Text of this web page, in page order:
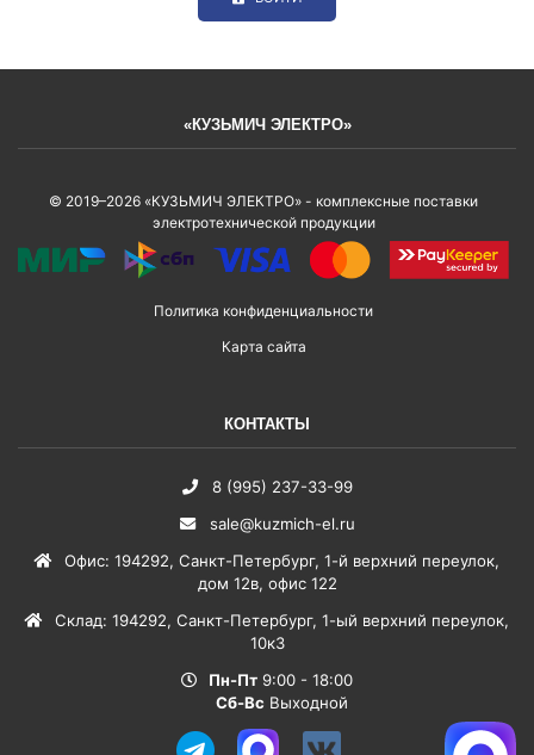
«КУЗЬМИЧ ЭЛЕКТРО»
© 2019–2026 «КУЗЬМИЧ ЭЛЕКТРО» - комплексные поставки
электротехнической продукции
Политика конфиденциальности
Карта сайта
КОНТАКТЫ
8 (995) 237-33-99
sale@kuzmich-el.ru
Офис: 194292, Санкт-Петербург, 1-й верхний переулок,
дом 12в, офис 122
Склад: 194292, Санкт-Петербург, 1-ый верхний переулок,
10к3
Пн-Пт 9:00 - 18:00
Сб-Вс Выходной